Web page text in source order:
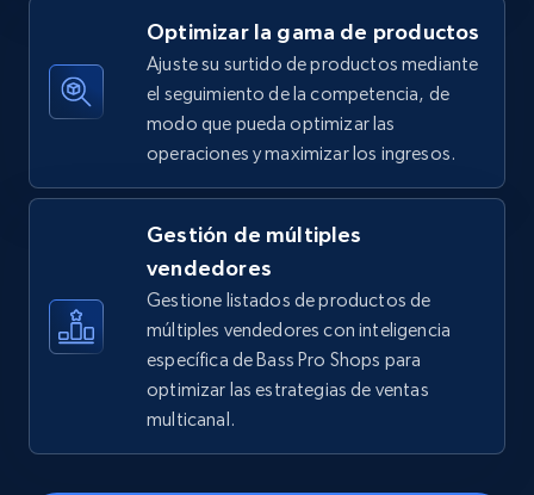
Comenzar ahora
TikTok Shop - discover records by shop url
URL, Title, Available, Description, Currency, Initial
price, Final price, Discount percent, and more.
5.4K+ 668+ Comenzar ahora
Amazon sellers info
Seller id, URL, Seller name, Description, Detailed
Optimizar la gama de productos
Ajuste su surtido de productos mediante
el seguimiento de la competencia, de
modo que pueda optimizar las
operaciones y maximizar los ingresos.
Gestión de múltiples
vendedores
Gestione listados de productos de
múltiples vendedores con inteligencia
específica de Bass Pro Shops para
optimizar las estrategias de ventas
multicanal.